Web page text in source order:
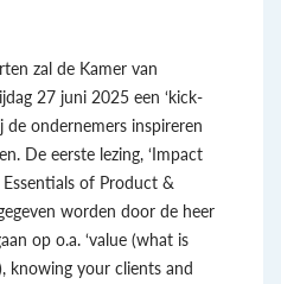
zal de Kamer van
27 juni 2025 een ‘kick-
de ondernemers inspireren
De eerste lezing, ‘Impact
of Product &
worden door de heer
op o.a. ‘value (what is
knowing your clients and